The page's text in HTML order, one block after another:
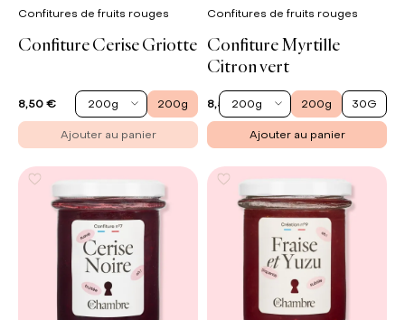
Confitures de fruits rouges
Confiture Cerise Griotte
8,50 € 200g 200g
Ajouter au panier
Confitures de fruits rouges
Confiture Myrtille
Citron vert
8,50 €200g 200g 30G
Ajouter au panier